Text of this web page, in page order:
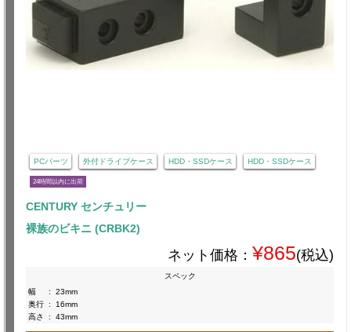
PCパーツ 外付ドライブケース HDD・SSDケース HDD・SSDケース
24時間以内に出荷
CENTURY センチュリー
裸族のビキニ (CRBK2)
ネット価格： ¥865(税込)
スペック
幅
:
23mm
奥行 :
16mm
高さ
: 43mm